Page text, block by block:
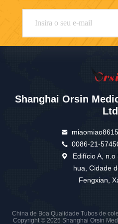
Shanghai Orsin
0086-21-
Edifício A, n.o
hua, Cidade
Fengxian,
China de Boa Qualidade Tubos de
Copyright © 2025 Shanghai Orsin